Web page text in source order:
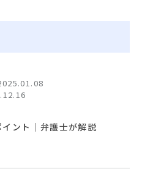
ント｜弁護士が解説